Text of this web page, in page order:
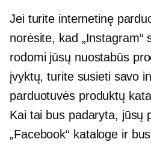
Jei turite internetinę
norėsite, kad „Instagram“
rodomi jūsų nuostabūs
įvyktų, turite susieti savo
parduotuvės produktų
Kai tai bus padaryta, jūsų
„Facebook“ kataloge ir